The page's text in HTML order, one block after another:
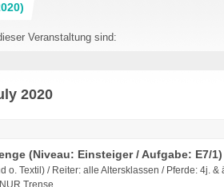
Veranstaltung sind:
2020
(Niveau: Einsteiger / Aufgabe: E7/1)
o. Textil) / Reiter: alle Altersklassen / Pferde: 4j.
Trense